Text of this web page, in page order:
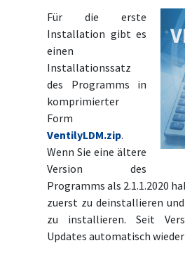
Für die erste
Installation gibt es
einen
Installationssatz
des Programms in
komprimierter
Form
VentilyLDM.zip.
Wenn Sie eine ältere
Version des
Programms als 2.1.1.2020
zuerst zu deinstallieren
zu installieren. Seit
Updates automatisch